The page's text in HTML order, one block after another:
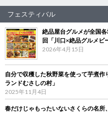
フェスティバル
絶品屋台グルメが全国
回「川口×絶品グルメビ
2026年4月15日
自分で収穫した秋野菜を使って芋煮
ランドむさしの村」
2025年11月4日
春だけじゃもったいないさくらの名所